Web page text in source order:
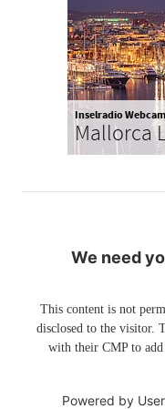
Inselradio
Mallorca
We need
This content is not
disclosed to the visitor.
with their CMP to
Powered by